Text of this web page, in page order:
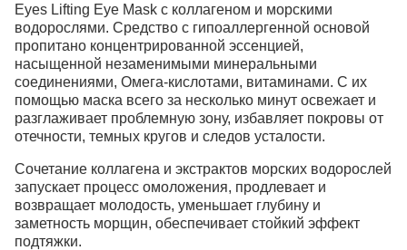
Eyes Lifting Eye Mask с коллагеном и морскими
водорослями. Средство с гипоаллергенной основой
пропитано концентрированной эссенцией,
насыщенной незаменимыми минеральными
соединениями, Омега-кислотами, витаминами. С их
помощью маска всего за несколько минут освежает и
разглаживает проблемную зону, избавляет покровы от
отечности, темных кругов и следов усталости.
Сочетание коллагена и экстрактов морских водорослей
запускает процесс омоложения, продлевает и
возвращает молодость, уменьшает глубину и
заметность морщин, обеспечивает стойкий эффект
подтяжки.